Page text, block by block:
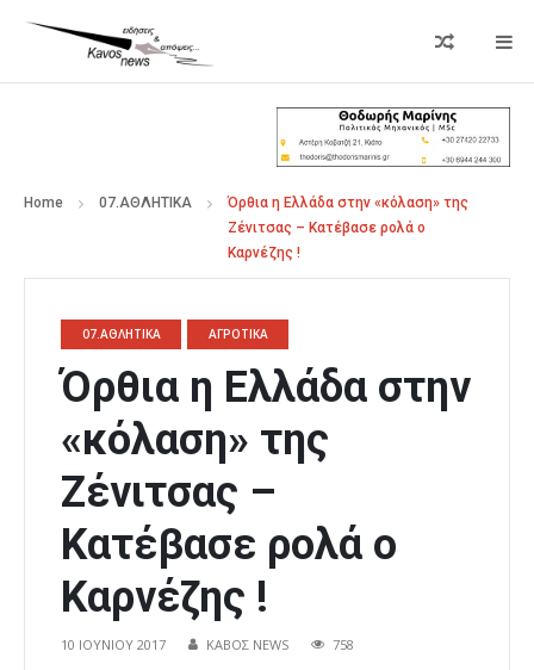
Home 07.ΑΘΛΗΤΙΚΑ
Όρθια η Ελλάδα στην «κόλαση» της
Ζένιτσας – Κατέβασε ρολά ο
Καρνέζης !
07.ΑΘΛΗΤΙΚΑ ΑΓΡΟΤΙΚΑ
Όρθια η Ελλάδα στην
«κόλαση» της
Ζένιτσας –
Κατέβασε ρολά ο
Καρνέζης !
10 ΙΟΥΝΊΟΥ 2017 ΚΑΒΟΣ NEWS 758